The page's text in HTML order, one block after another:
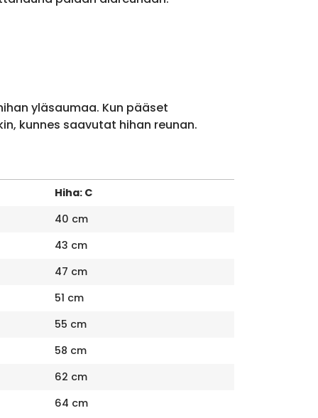
yläsaumaa. Kun pääset
kunnes saavutat hihan reunan.
Hiha: C
40 cm
43 cm
47 cm
51 cm
55 cm
58 cm
62 cm
64 cm